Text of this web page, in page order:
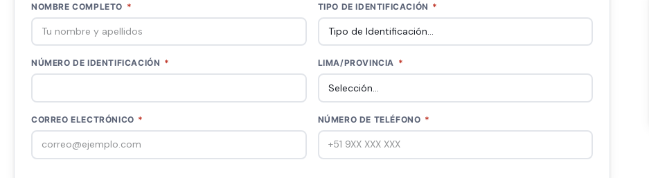
NOMBRE COMPLETO * TIPO DE IDENTIFICACIÓN *
NÚMERO DE IDENTIFICACIÓN * LIMA/PROVINCIA *
CORREO ELECTRÓNICO * NÚMERO DE TELÉFONO *